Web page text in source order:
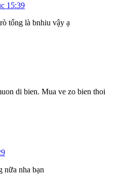
15:39
tổng là bnhiu vậy ạ
di bien. Mua ve zo bien thoi
nữa nha bạn